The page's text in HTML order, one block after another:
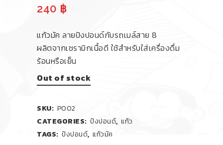
240 ฿
แก้วมัค ลายปังปอนด์กับรถเมล์สาย 8
ผลิตจากเซรามิกเนื้อดี ใช้สำหรับใส่เครื่องดื่ม
ร้อนหรือเย็น
Out of stock
SKU: P002
CATEGORIES: ปังปอนด์, แก้ว
TAGS: ปังปอนด์, แก้วมัค